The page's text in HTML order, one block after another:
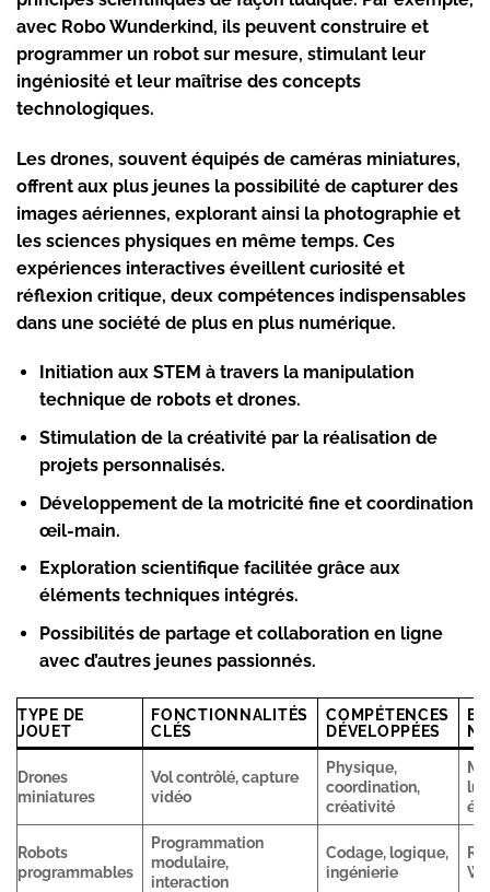
avec Robo Wunderkind, ils peuvent construire et
programmer un robot sur mesure, stimulant leur
ingéniosité et leur maîtrise des concepts
technologiques.
Les drones, souvent équipés de caméras miniatures,
offrent aux plus jeunes la possibilité de capturer des
images aériennes, explorant ainsi la photographie et
les sciences physiques en même temps. Ces
expériences interactives éveillent curiosité et
réflexion critique, deux compétences indispensables
dans une société de plus en plus numérique.
Initiation aux STEM à travers la manipulation
technique de robots et drones.
Stimulation de la créativitépar la réalisation de
projets personnalisés.
Développement de la motricité fineet coordination
œil-main.
Exploration scientifiquefacilitée grâce aux
éléments techniques intégrés.
Possibilités de partageet collaboration en ligne
avec d’autres jeunes passionnés.
TYPE DE
JOUET
FONCTIONNALITÉS
CLÉS
COMPÉTENCES
DÉVELOPPÉES
Drones
miniatures
Vol contrôlé, capture
vidéo
Physique,
coordination,
créativité
Robots
programmables
Programmation
modulaire,
interaction
Codage, logique,
ingénierie